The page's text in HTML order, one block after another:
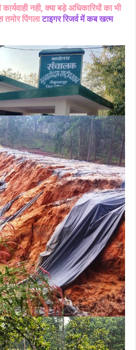
नही, क्या बड़े अधिकारियों का भी
तमोर पिंगलाटाइगर रिजर्व में कब खत्म